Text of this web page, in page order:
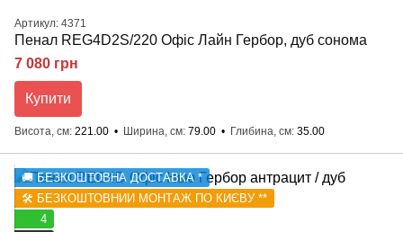
Артикул: 4371
Пенал REG4D2S/220 Офіс Лайн Гербор, дуб сонома
7 080 грн
Купити
Висота, см 221.00 Ширина, см 79.00 Глибина, см 35.00
🚚 БЕЗКОШТОВНА ДОСТАВКА *
🛠️ БЕЗКОШТОВНИЙ МОНТАЖ ПО КИЄВУ **
4